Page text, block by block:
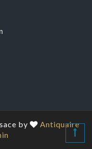
by
Antiquaire